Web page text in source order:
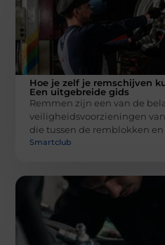
Hoe je zelf je remschijven
Een uitgebreide gids
Remmen zijn een van de
veiligheidsvoorzieningen
die tussen de remblokken
Smartclub